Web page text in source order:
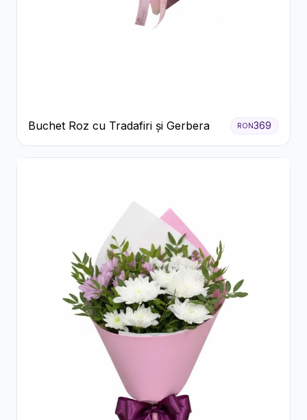
Buchet Roz cu Tradafiri și Gerbera RON369